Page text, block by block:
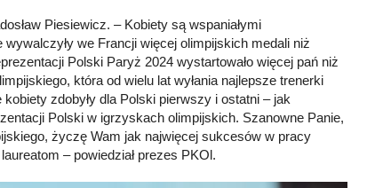
Piesiewicz. – Kobiety są wspaniałymi
we Francji więcej olimpijskich medali niż
Polski Paryż 2024 wystartowało więcej pań niż
która od wielu lat wyłania najlepsze trenerki
zdobyły dla Polski pierwszy i ostatni – jak
Polski w igrzyskach olimpijskich. Szanowne Panie,
życzę Wam jak najwięcej sukcesów w pracy
– powiedział prezes PKOl.